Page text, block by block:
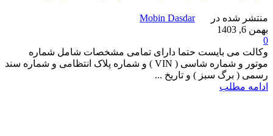
منتشر شده در
Mobin Dasdar
بهمن 6, 1403
0
وکالت می بایست حتما دارای تمامی مشخصات شامل شماره
موتور و شماره شاسی ( VIN ) و شماره پلاک انتظامی و شماره سند
رسمی ( برگ سبز ) و تاریخ ...
ادامه مطلب